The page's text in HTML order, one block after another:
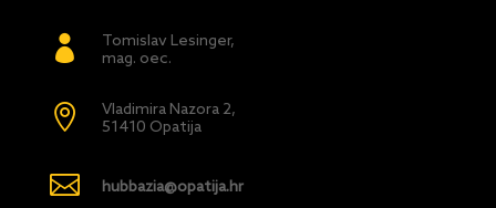

Tomislav Lesinger,
mag. oec.

Vladimira Nazora 2,
51410 Opatija
 hubbazia@opatija.hr